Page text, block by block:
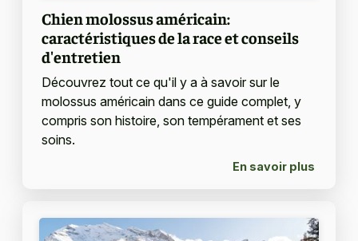
Chien molossus américain:
caractéristiques de la race et conseils
d'entretien
Découvrez tout ce qu'il y a à savoir sur le
molossus américain dans ce guide complet, y
compris son histoire, son tempérament et ses
soins.
En savoir plus